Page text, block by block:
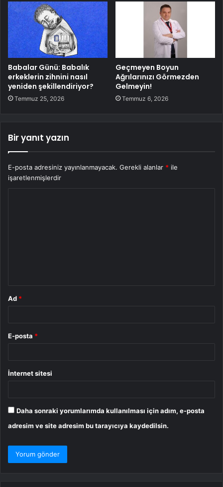
Babalar Günü: Babalık
erkeklerin zihnini nasıl
yeniden şekillendiriyor?
Temmuz 25, 2026
Geçmeyen Boyun
Ağrılarınızı Görmezden
Gelmeyin!
Temmuz 6, 2026
Bir yanıt yazın
E-posta adresiniz yayınlanmayacak. Gerekli alanlar * ile
işaretlenmişlerdir
Ad *
E-posta *
İnternet sitesi
Daha sonraki yorumlarımda kullanılması için adım, e-posta
adresim ve site adresim bu tarayıcıya kaydedilsin.